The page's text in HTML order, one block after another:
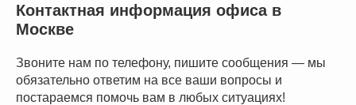
Контактная информация офиса в
Москве
Звоните нам по телефону, пишите сообщения — мы
обязательно ответим на все ваши вопросы и
постараемся помочь вам в любых ситуациях!